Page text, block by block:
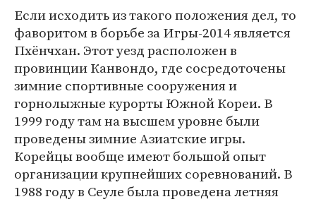
Если исходить из такого положения дел, то
фаворитом в борьбе за Игры-2014 является
Пхёнчхан. Этот уезд расположен в
провинции Канвондо, где сосредоточены
зимние спортивные сооружения и
горнолыжные курорты Южной Кореи. В
1999 году там на высшем уровне были
проведены зимние Азиатские игры.
Корейцы вообще имеют большой опыт
организации крупнейших соревнований. В
1988 году в Сеуле была проведена летняя